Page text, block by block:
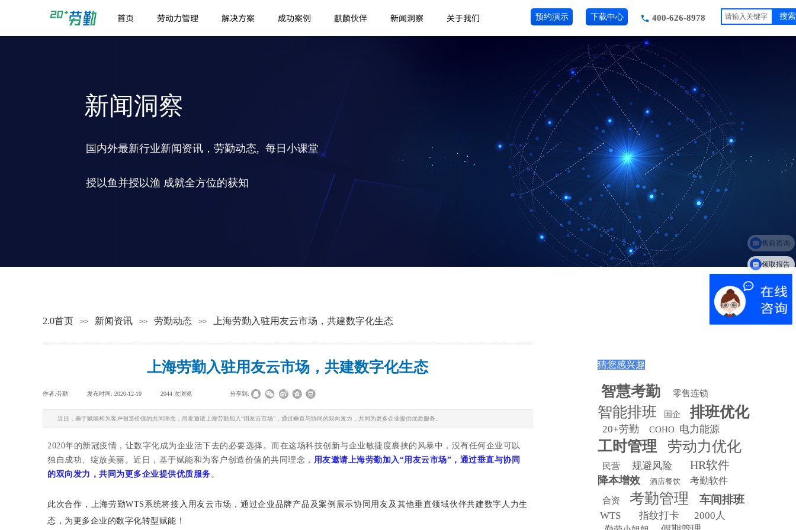
400-626-8978
预约演示 下载中心
首页 劳动力管理 解决方案 成功案例 麒麟伙伴 新闻洞察 关于我们 搜索
国内外最新行业新闻资讯，劳勤动态, 每日小课堂
授以鱼并授以渔 成就全方位的获知
新闻洞察
2.0首页 >> 新闻资讯 >> 劳勤动态 >> 上海劳勤入驻用友云市场，共建数字化生态
上海劳勤入驻用友云市场，共建数字化生态
作者:劳勤 发布时间: 2020-12-10 2044 次浏览 分享到:
近日，基于赋能和为客户创造价值的共同理念，用友邀请上海劳勤加入“用友云市场”，通过垂直与协同的双向发力，共同为更多企业提供优质服务。
2020年的新冠疫情，让数字化成为企业活下去的必要选择。而在这场科技创新与企业敏捷度裹挟的风暴中，没有任何企业可以
独自成功、绽放美丽。近日，基于赋能和为客户创造价值的共同理念， 用友邀请上海劳勤加入“用友云市场”，通过垂直与协同
的双向发力，共同为更多企业提供优质服务。
此次合作，上海劳勤WTS系统将接入用友云市场，通过企业品牌产品及案例展示协同用友及其他垂直领域伙伴共建数字人力生
态，为更多企业的数字化转型赋能！
猜您感兴趣
智慧考勤 零售连锁
智能排班 国企 排班优化
20+劳勤 COHO 电力能源
工时管理 劳动力优化
民营 规避风险 HR软件
降本增效 酒店餐饮 考勤软件
合资 考勤管理 车间排班
WTS 指纹打卡 2000人
售前咨询
领取报告